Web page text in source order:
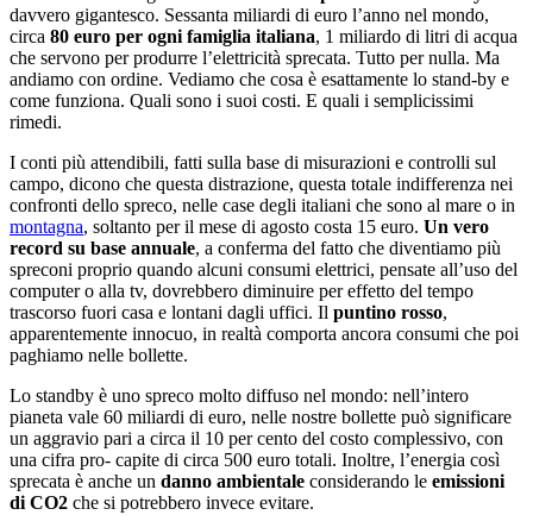
davvero gigantesco. Sessanta miliardi di euro l’anno nel mondo,
circa 80 euro per ogni famiglia italiana, 1 miliardo di litri di acqua
che servono per produrre l’elettricità sprecata. Tutto per nulla. Ma
andiamo con ordine. Vediamo che cosa è esattamente lo stand-by e
come funziona. Quali sono i suoi costi. E quali i semplicissimi
rimedi.
I conti più attendibili, fatti sulla base di misurazioni e controlli sul
campo, dicono che questa distrazione, questa totale indifferenza nei
confronti dello spreco, nelle case degli italiani che sono al mare o in
montagna, soltanto per il mese di agosto costa 15 euro. Un vero
record su base annuale, a conferma del fatto che diventiamo più
spreconi proprio quando alcuni consumi elettrici, pensate all’uso del
computer o alla tv, dovrebbero diminuire per effetto del tempo
trascorso fuori casa e lontani dagli uffici. Il puntino rosso,
apparentemente innocuo, in realtà comporta ancora consumi che poi
paghiamo nelle bollette.
Lo standby è uno spreco molto diffuso nel mondo: nell’intero
pianeta vale 60 miliardi di euro, nelle nostre bollette può significare
un aggravio pari a circa il 10 per cento del costo complessivo, con
una cifra pro- capite di circa 500 euro totali. Inoltre, l’energia così
sprecata è anche un danno ambientale considerando le emissioni
di CO2 che si potrebbero invece evitare.